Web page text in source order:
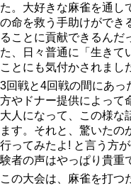
た。大好きな麻雀を通し
の命を救う手助けができ
ることに貢献できるんだ
た、日々普通に「生きて
ことにも気付かされまし
3回戦と4回戦の間にあっ
方やドナー提供によって
大人になって、この様な
ます。それと、驚いたの
行ってみたよ! と言う方
験者の声はやっぱり貴重
この大会は、麻雀を打つ